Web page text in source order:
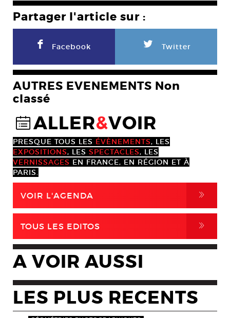
Partager l'article sur :
F Facebook L Twitter
AUTRES EVENEMENTS Non
classé
@ALLER&VOIR
PRESQUE TOUS LES ÉVÈNEMENTS, LES
EXPOSITIONS, LES SPECTACLES, LES
VERNISSAGES EN FRANCE, EN RÉGION ET À
PARIS.
VOIR L'AGENDA ,
TOUS LES EDITOS ,
A VOIR AUSSI
LES PLUS RECENTS